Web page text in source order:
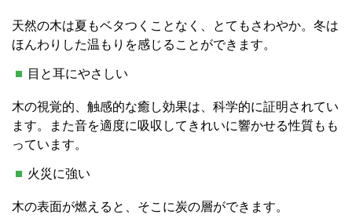
天然の木は夏もベタつくことなく、とてもさわやか。冬は
ほんわりした温もりを感じることができます。
目と耳にやさしい
木の視覚的、触感的な癒し効果は、科学的に証明されてい
ます。また音を適度に吸収してきれいに響かせる性質もも
っています。
火災に強い
木の表面が燃えると、そこに炭の層ができます。